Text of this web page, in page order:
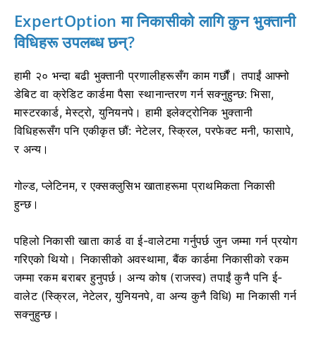
ExpertOption मा निकासीको लागि कुन भुक्तानी
विधिहरू उपलब्ध छन्?
हामी २० भन्दा बढी भुक्तानी प्रणालीहरूसँग काम गर्छौं। तपाईं आफ्नो
डेबिट वा क्रेडिट कार्डमा पैसा स्थानान्तरण गर्न सक्नुहुन्छ: भिसा,
मास्टरकार्ड, मेस्ट्रो, युनियनपे। हामी इलेक्ट्रोनिक भुक्तानी
विधिहरूसँग पनि एकीकृत छौं: नेटेलर, स्क्रिल, परफेक्ट मनी, फासापे,
र अन्य।
गोल्ड, प्लेटिनम, र एक्सक्लुसिभ खाताहरूमा प्राथमिकता निकासी
हुन्छ।
पहिलो निकासी खाता कार्ड वा ई-वालेटमा गर्नुपर्छ जुन जम्मा गर्न प्रयोग
गरिएको थियो। निकासीको अवस्थामा, बैंक कार्डमा निकासीको रकम
जम्मा रकम बराबर हुनुपर्छ। अन्य कोष (राजस्व) तपाईं कुनै पनि ई-
वालेट (स्क्रिल, नेटेलर, युनियनपे, वा अन्य कुनै विधि) मा निकासी गर्न
सक्नुहुन्छ।